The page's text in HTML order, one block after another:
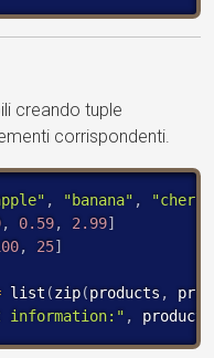
creando tuple
corrispondenti.
, "banana" ,
, 0.59, 2.99]
, 25]
list (zip(products ,
information:" ,